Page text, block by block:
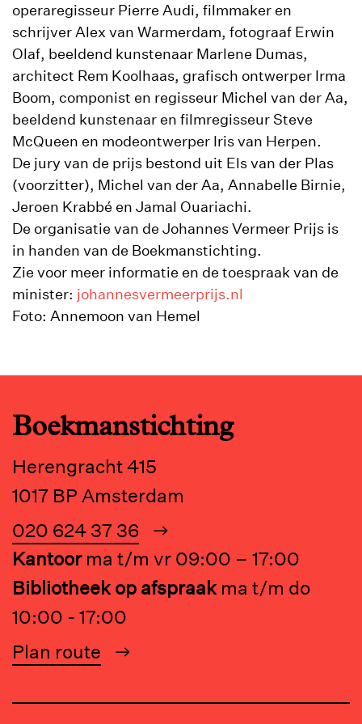
operaregisseur Pierre Audi, filmmaker en
schrijver Alex van Warmerdam, fotograaf Erwin
Olaf, beeldend kunstenaar Marlene Dumas,
architect Rem Koolhaas, grafisch ontwerper Irma
Boom, componist en regisseur Michel van der Aa,
beeldend kunstenaar en filmregisseur Steve
McQueen en modeontwerper Iris van Herpen.
De jury van de prijs bestond uit Els van der Plas
(voorzitter), Michel van der Aa, Annabelle Birnie,
Jeroen Krabbé en Jamal Ouariachi.
De organisatie van de Johannes Vermeer Prijs is
in handen van de Boekmanstichting.
Zie voor meer informatie en de toespraak van de
minister: johannesvermeerprijs.nl
Foto: Annemoon van Hemel
Boekmanstichting
Herengracht 415
1017 BP Amsterdam
020 624 37 36
Kantoor ma t/m vr 09:00 – 17:00
Bibliotheek op afspraak ma t/m do
10:00 - 17:00
Plan route